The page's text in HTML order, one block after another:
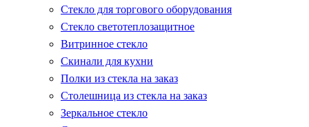
Стекло для торгового оборудования
Стекло светотеплозащитное
Витринное стекло
Скинали для кухни
Полки из стекла на заказ
Столешница из стекла на заказ
Зеркальное стекло